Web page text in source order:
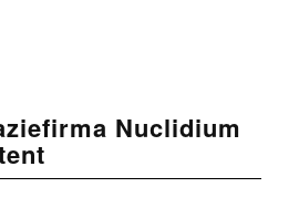
Nuclidium